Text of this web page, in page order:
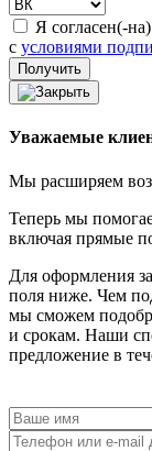
Я согласен(-
с условиями
Уважаемые
Мы расширяем
Теперь мы
включая прямые
Для оформления
поля ниже. Чем
мы сможем
и срокам. Наши
предложение в